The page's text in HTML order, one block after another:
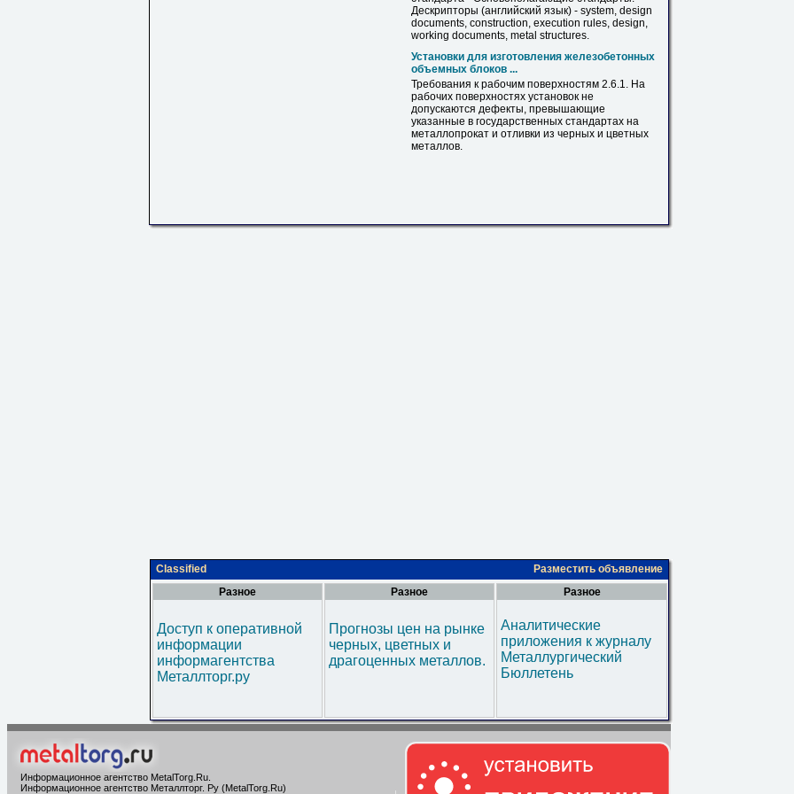
Дескрипторы (английский язык) - system, design
documents, construction, execution rules, design,
working documents, metal structures.
Установки для изготовления железобетонных
объемных блоков ...
Требования к рабочим поверхностям 2.6.1. На
рабочих поверхностях установок не
допускаются дефекты, превышающие
указанные в государственных стандартах на
металлопрокат и отливки из черных и цветных
металлов.
Classified
Разместить объявление
Разное
Доступ к оперативной
информации
информагентства
Металлторг.ру
Разное
Прогнозы цен на рынке
черных, цветных и
драгоценных металлов.
Разное
Аналитические
приложения к журналу
Металлургический
Бюллетень
Информационное агентство MetalTorg.Ru
Информационное агентство Металлторг. Ру (MetalTorg.Ru)